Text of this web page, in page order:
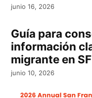
junio 16, 2026
Guía para
información
migrante en SF
junio 10, 2026